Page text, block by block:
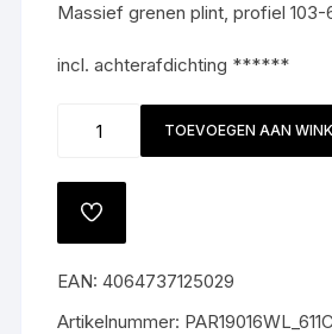
Massief grenen plint, profiel 103-
incl. achterafdichting ******
16x96mm
Vierkant
NIEUW
aantal
TOEVOEGEN AAN
TOEVOEGEN
AAN
EAN:4064737125029
Artikelnummer: PAR19016WL_611C